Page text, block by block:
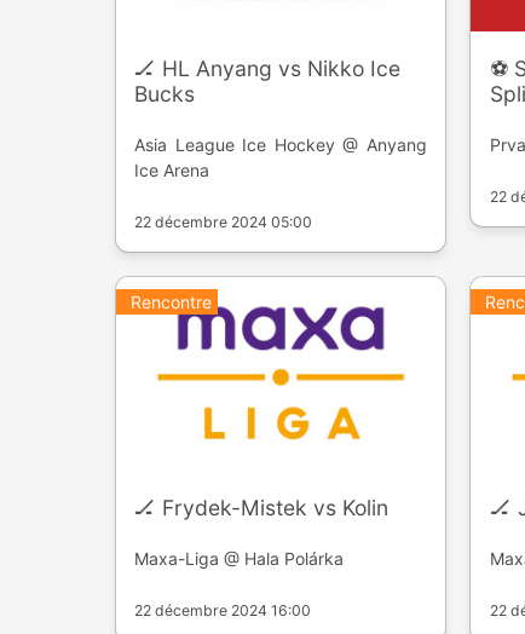
🏒 HL Anyang vs Nikko Ice
Bucks
Asia League Ice Hockey @ Anyang
Ice Arena
22 décembre 2024 05:00
⚽️
22
Rencontre
🏒 Frydek-Mistek vs Kolin
Maxa-Liga @ Hala Polárka
22 décembre 2024 16:00
🏒
22